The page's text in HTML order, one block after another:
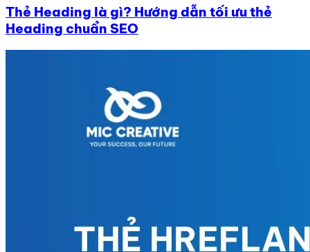
Thẻ Heading là gì? Hướng dẫn tối ưu thẻ
Heading chuẩn SEO